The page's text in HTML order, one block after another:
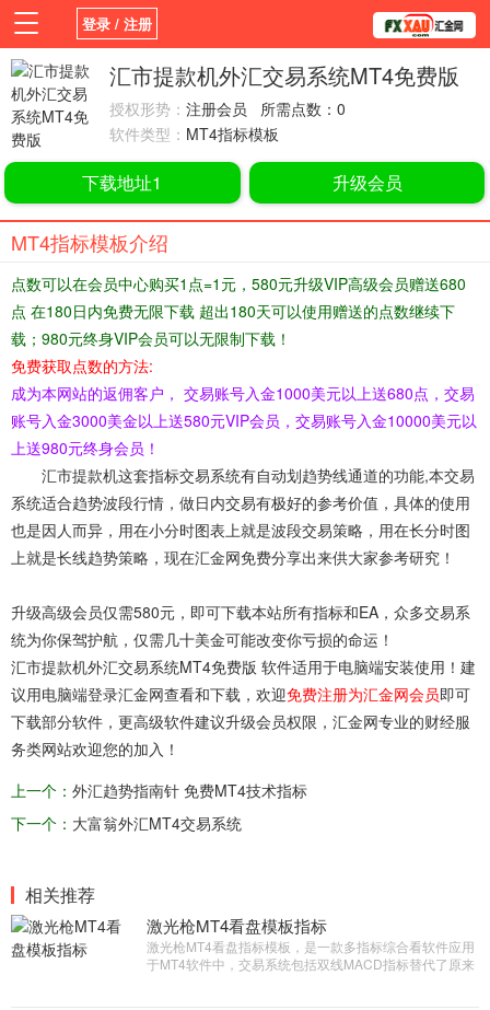
登录 / 注册
首页 新闻 观点 货币
学院
平台
指标EA 书籍 视频
汇市提款机外汇交易系统MT4免费版
授权形势： 注册会员 所需点数：0
软件类型： MT4指标模板
下载地址1 升级会员
MT4指标模板介绍
点数可以在会员中心购买1点=1元，580元升级VIP高级会员赠送680
点 在180日内免费无限下载 超出180天可以使用赠送的点数继续下
载；980元终身VIP会员可以无限制下载！
免费获取点数的方法:
成为本网站的返佣客户， 交易账号入金1000美元以上送680点，交易
账号入金3000美金以上送580元VIP会员，交易账号入金10000美元以
上送980元终身会员！
汇市提款机这套指标交易系统有自动划趋势线通道的功能,本交易
系统适合趋势波段行情，做日内交易有极好的参考价值，具体的使用
也是因人而异，用在小分时图表上就是波段交易策略，用在长分时图
上就是长线趋势策略，现在汇金网免费分享出来供大家参考研究！
升级高级会员仅需580元，即可下载本站所有指标和EA，众多交易系
统为你保驾护航，仅需几十美金可能改变你亏损的命运！
汇市提款机外汇交易系统MT4免费版 软件适用于电脑端安装使用！建
议用电脑端登录汇金网查看和下载，欢迎免费注册为汇金网会员即可
下载部分软件，更高级软件建议升级会员权限，汇金网专业的财经服
务类网站欢迎您的加入！
上一个： 外汇趋势指南针 免费MT4技术指标
下一个： 大富翁外汇MT4交易系统
相关推荐
激光枪MT4看盘模板指标
激光枪MT4看盘指标模板，是一款多指标综合看软件应用
于MT4软件中，交易系统包括双线MACD指标替代了原来